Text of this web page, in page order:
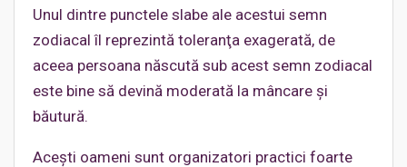
Unul dintre punctele slabe ale acestui semn
zodiacal îl reprezintă toleranţa exagerată, de
aceea persoana născută sub acest semn zodiacal
este bine să devină moderată la mâncare și
băutură.
Acești oameni sunt organizatori practici foarte